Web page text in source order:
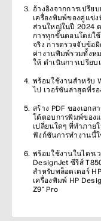
อ้างอิงจากการเปรีย
เครื่องพิมพ์ของคู่แข่ง
ส่วนใหญ่ในปี 2024
การทุกขั้นตอนโดยใ
จริง การตรวจจับข้อ
ค่างานพิมพ์รวมทั้งห
ให้ ดำเนินการเปรีย
พร้อมใช้งานสําหรับ
ไป เวอร์ชันล่าสุดที่ร
สร้าง PDF ของเอก
โต้ตอบการพิมพ์ของ
เปลี่ยนใดๆ ที่ทำภาย
ฟังก์ชันการทำงานนี้ใ
พร้อมใช้งานในไดรเ
DesignJet ซีรีส์
สําหรับพล็อตเตอร์
เครื่องพิมพ์ HP
Z9⁺ Pro